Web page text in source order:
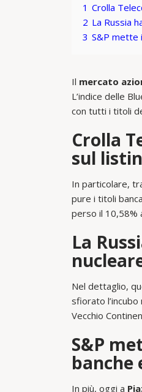
1 Crolla
2 La Russia
3 S&P mette
Il mercato
L’indice delle
con tutti i titoli
Crolla
sul
In particolare,
pure i titoli
perso il 10,58%
La
Nel dettaglio,
sfiorato
Vecchio
S&P
banche
In più, oggi a